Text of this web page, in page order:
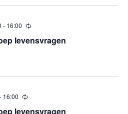
- 16:00 Terugkerend
levensvragen
- 16:00 Terugkerend
levensvragen